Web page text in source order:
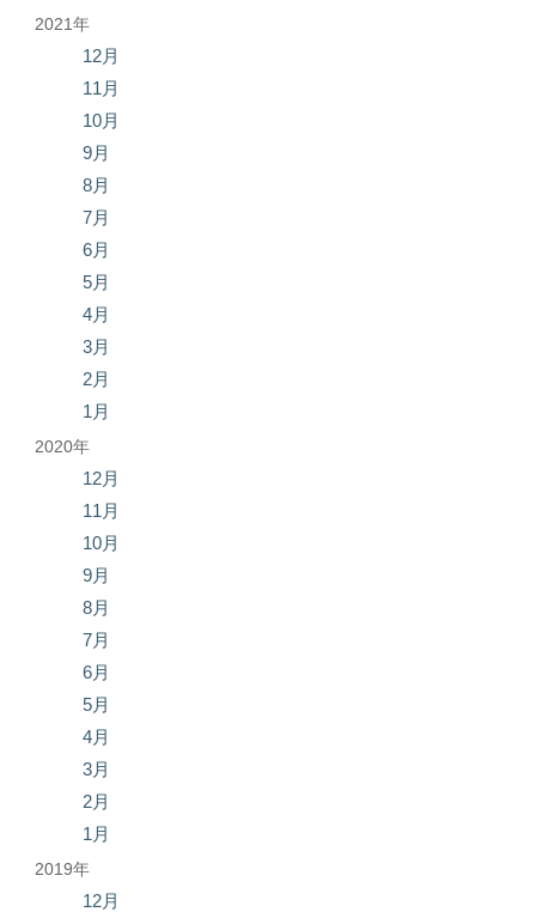
2021年
12月
11月
10月
9月
8月
7月
6月
5月
4月
3月
2月
1月
2020年
12月
11月
10月
9月
8月
7月
6月
5月
4月
3月
2月
1月
2019年
12月